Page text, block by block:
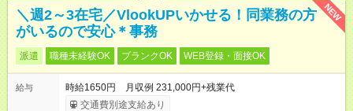
NEW
＼週2～3在宅／VlookUPいかせる！同業務の方
がいるので安心＊事務
派遣 職種未経験OK ブランクOK WEB登録・面接OK
給与
時給1650円 月収例 231,000円+残業代
交通費別途支給あり